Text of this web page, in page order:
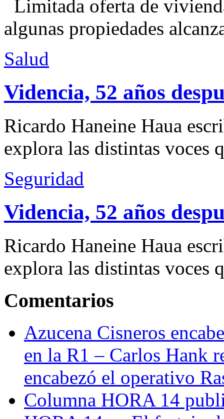
Limitada oferta de
algunas propiedades
Salud
Videncia, 52 años
Ricardo Haneine Haua
explora las distintas voces
Seguridad
Videncia, 52 años
Ricardo Haneine Haua
explora las distintas voces
Comentarios
Azucena Cisneros
en la R1 – Carlos Hank
encabezó el operativo
Columna HORA 14